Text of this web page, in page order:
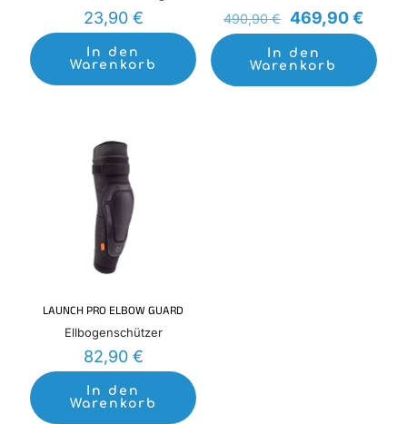
23,90 €
In den
Warenkorb
490,90€ Ursprünglicher
Preis
war:
490,90 €
469,90€
Preis
ist:
In den
Warenkorb
LAUNCH PRO ELBOW GUARD
Ellbogenschützer
82,90 €
In den
Warenkorb